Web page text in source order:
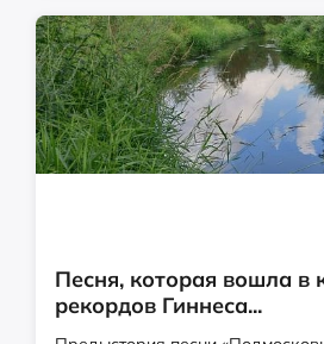
Песня, которая вошла в
рекордов Гиннеса...